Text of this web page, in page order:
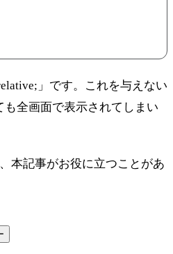
」です。これを与えない
も全画面で表示されてしまい
本記事がお役に立つことがあ